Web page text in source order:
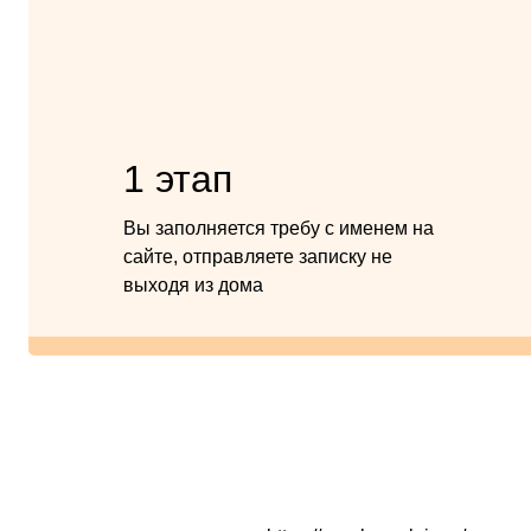
1 этап
Вы заполняется требу с именем на
сайте, отправляете записку не
выходя из дома